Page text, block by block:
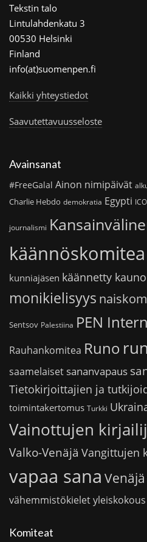
Tekstin talo
Lintulahdenkatu 3
00530 Helsinki
Finland
info(at)suomenpen.fi
Kaikki yhteystiedot
Saavutettavuusseloste
Avainsanat
#FreeGalal Ainon nimipäivät
Charlie Hebdo demokratia Egypti
journalismi
käännöskomitea
kunniajäsen käännetty
monikielisyys
Sentsov Palestiina PEN
Rauhankomitea Runo
saamelaiset sananvapaus
Tietokirjoittajien ja
toimintakertomus Turkki
Vainottujen
Valko-Venäjä Vangittujen
vapaa sana Venäjä
vähemmistökieletyleiskokous
Komiteat